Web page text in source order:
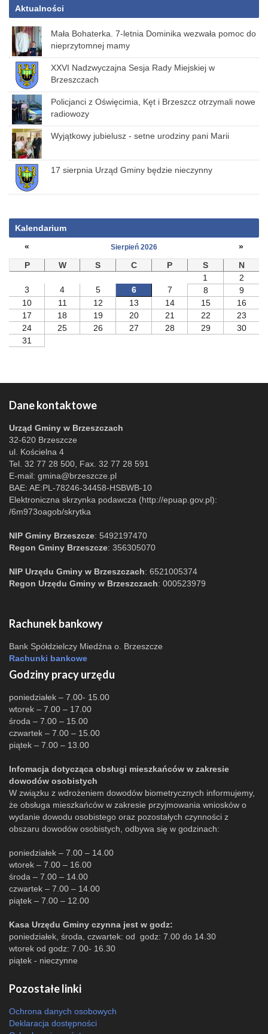
Aktualności
Mała Bohaterka. 7-letnia Dominika wezwała pomoc do
nieprzytomnej mamy
XXVI Nadzwyczajna Sesja Rady Miejskiej w
Brzeszczach
Policjanci z Oświęcimia, Kęt i Brzeszcz otrzymali nowe
radiowozy
Wyjątkowy jubielusz - setne urodziny pani Marii
17 sierpnia Urząd Gminy będzie nieczynny
Kalendarium
«
Sierpień 2026
»
P
W S C P S
N
1
2
3
4 5 6 7 8
9
10
11 12 13 14 15
16
17
18 19 20 21 22
23
24
25 26 27 28 29
30
31
Dane kontaktowe
Urząd Gminy w Brzeszczach
32-620 Brzeszcze
ul. Kościelna 4
Tel. 32 77 28 500, Fax. 32 77 28 591
E-mail: gmina@brzeszcze.pl
BAE: AE:PL-78246-34458-HSBWB-10
Elektroniczna skrzynka podawcza (http://epuap.gov.pl):
/6m973oagob/skrytka
NIP Gminy Brzeszcze: 5492197470
Regon Gminy Brzeszcze: 356305070
NIP Urzędu Gminy w Brzeszczach: 6521005374
Regon Urzędu Gminy w Brzeszczach: 000523979
Rachunek bankowy
Bank Spółdzielczy Miedźna o. Brzeszcze
Rachunki bankowe
Godziny pracy urzędu
poniedziałek – 7.00- 15.00
wtorek – 7.00 – 17.00
środa – 7.00 – 15.00
czwartek – 7.00 – 15.00
piątek – 7.00 – 13.00
Infomacja dotycząca obsługi mieszkańców w zakresie
dowodów osobistych
W związku z wdrożeniem dowodów biometrycznych informujemy,
że obsługa mieszkańców w zakresie przyjmowania wniosków o
wydanie dowodu osobistego oraz pozostałych czynności z
obszaru dowodów osobistych, odbywa się w godzinach:
poniedziałek – 7.00 – 14.00
wtorek – 7.00 – 16.00
środa – 7.00 – 14.00
czwartek – 7.00 – 14.00
piątek – 7.00 – 12.00
Kasa Urzędu Gminy czynna jest w godz:
poniedziałek, środa, czwartek: od godz: 7.00 do 14.30
wtorek od godz: 7.00- 16.30
piątek - nieczynne
Pozostałe linki
Ochrona danych osobowych
Deklaracja dostępności